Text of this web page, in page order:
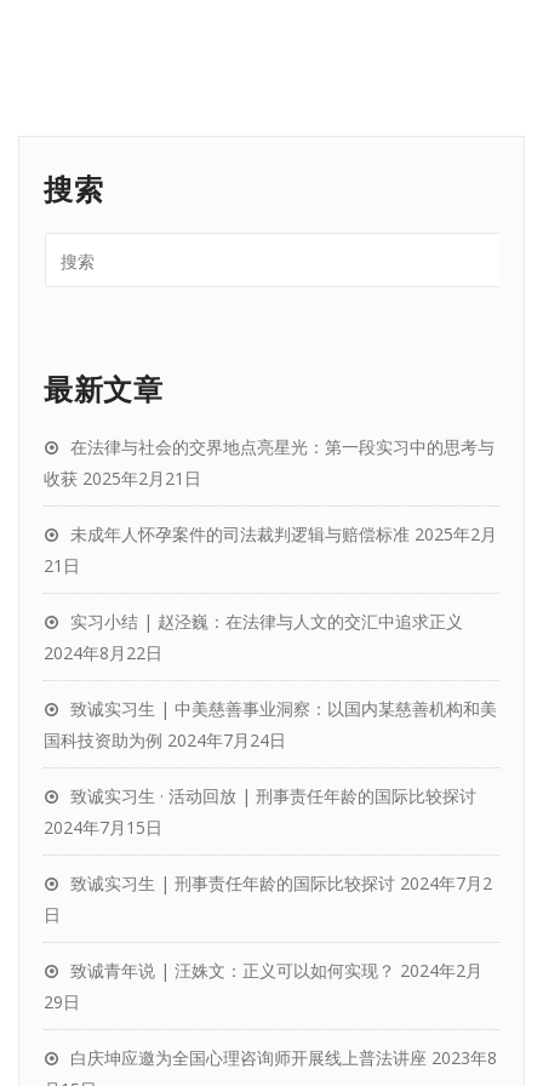
搜索
最新文章
在法律与社会的交界地点亮星光：第一段实习中的思考与
收获 2025年2月21日
未成年人怀孕案件的司法裁判逻辑与赔偿标准 2025年2月
21日
实习小结 | 赵泾巍：在法律与人文的交汇中追求正义
2024年8月22日
致诚实习生 | 中美慈善事业洞察：以国内某慈善机构和美
国科技资助为例 2024年7月24日
致诚实习生 · 活动回放 | 刑事责任年龄的国际比较探讨
2024年7月15日
致诚实习生 | 刑事责任年龄的国际比较探讨 2024年7月2
日
致诚青年说 | 汪姝文：正义可以如何实现？ 2024年2月
29日
白庆坤应邀为全国心理咨询师开展线上普法讲座 2023年8